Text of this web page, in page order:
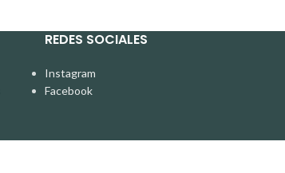
REDES SOCIALES
Instagram
Facebook